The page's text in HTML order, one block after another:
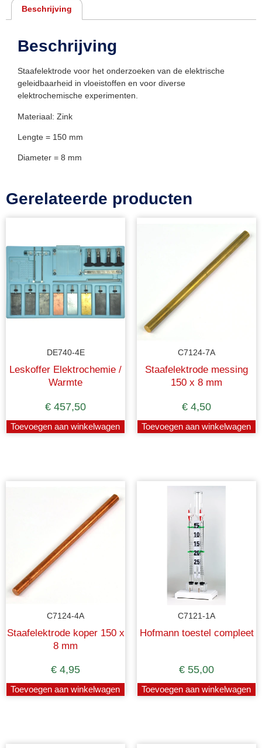
Beschrijving
Beschrijving
Staafelektrode voor het onderzoeken van de elektrische
geleidbaarheid in vloeistoffen en voor diverse
elektrochemische experimenten.
Materiaal: Zink
Lengte = 150 mm
Diameter = 8 mm
Gerelateerde producten
DE740-4E
Leskoffer Elektrochemie /
Warmte
€ 457,50
Toevoegen aan winkelwagen
C7124-7A
Staafelektrode messing
150 x 8 mm
€ 4,50
Toevoegen aan winkelwagen
C7124-4A
Staafelektrode koper 150 x
8 mm
€ 4,95
Toevoegen aan winkelwagen
C7121-1A
Hofmann toestel compleet
€ 55,00
Toevoegen aan winkelwagen